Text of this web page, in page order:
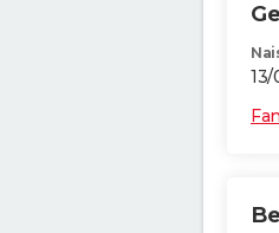
13/